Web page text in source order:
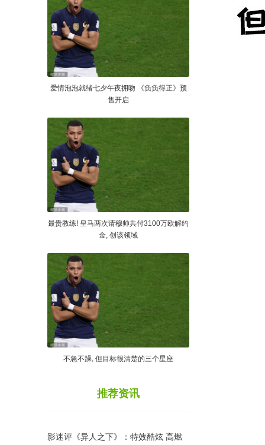
爱情泡泡就绪七夕午夜拥吻 《负负得正》预
售开启
最贵教练! 皇马两次请穆帅共付3100万欧解约
金, 创该领域
不急不躁, 但目标很清楚的三个星座
推荐资讯
影迷评《异人之下》：特效酷炫 高燃